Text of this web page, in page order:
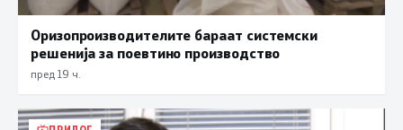
Оризопроизводителите бараат системски
решенија за поевтино производство
пред 19 ч.